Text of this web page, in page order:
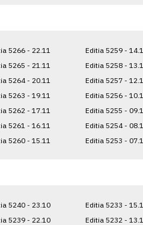
5266 - 22.11
5265 - 21.11
5264 - 20.11
5263 - 19.11
5262 - 17.11
5261 - 16.11
5260 - 15.11
Editia 5259 -
Editia 5258 -
Editia 5257 -
Editia 5256 -
Editia 5255 -
Editia 5254 -
Editia 5253 -
5240 - 23.10
5239 - 22.10
Editia 5233 -
Editia 5232 -